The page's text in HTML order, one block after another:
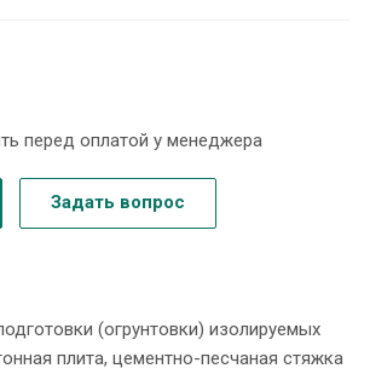
перед оплатой у менеджера
Задать вопрос
(огрунтовки) изолируемых
плита, цементно-песчаная стяжка